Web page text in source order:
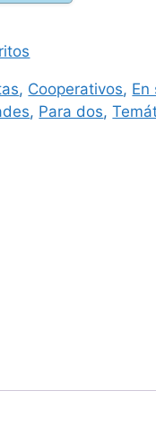
, Cooperativos, En
, Para dos,